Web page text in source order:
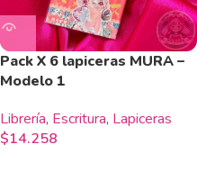
Pack X 6 lapiceras MURA –
Modelo 1
Librería, Escritura, Lapiceras
$14.258